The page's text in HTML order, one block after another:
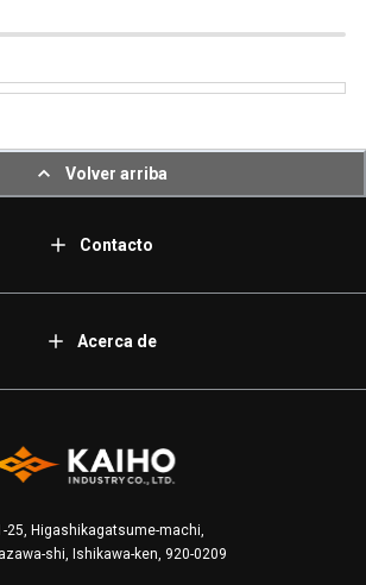
Volver arriba
Contacto
Acerca de
25, Higashikagatsume-machi,
shi, Ishikawa-ken, 920-0209